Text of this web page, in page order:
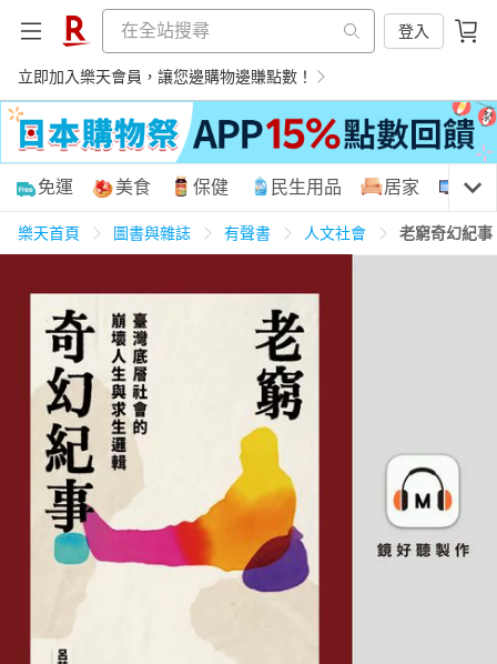
登入
立即加入樂天會員，讓您邊購物邊賺點數！
購物網分類
天天免運 美食蛋糕 養生保健
居家生活 運動休閒
女裝 化妝保養 情趣用品
電子/紙本書
HOT
免運 美食 保健 民生用品 居家 3C
樂天首頁 圖書與雜誌 有聲書 人文社會 老窮奇幻紀